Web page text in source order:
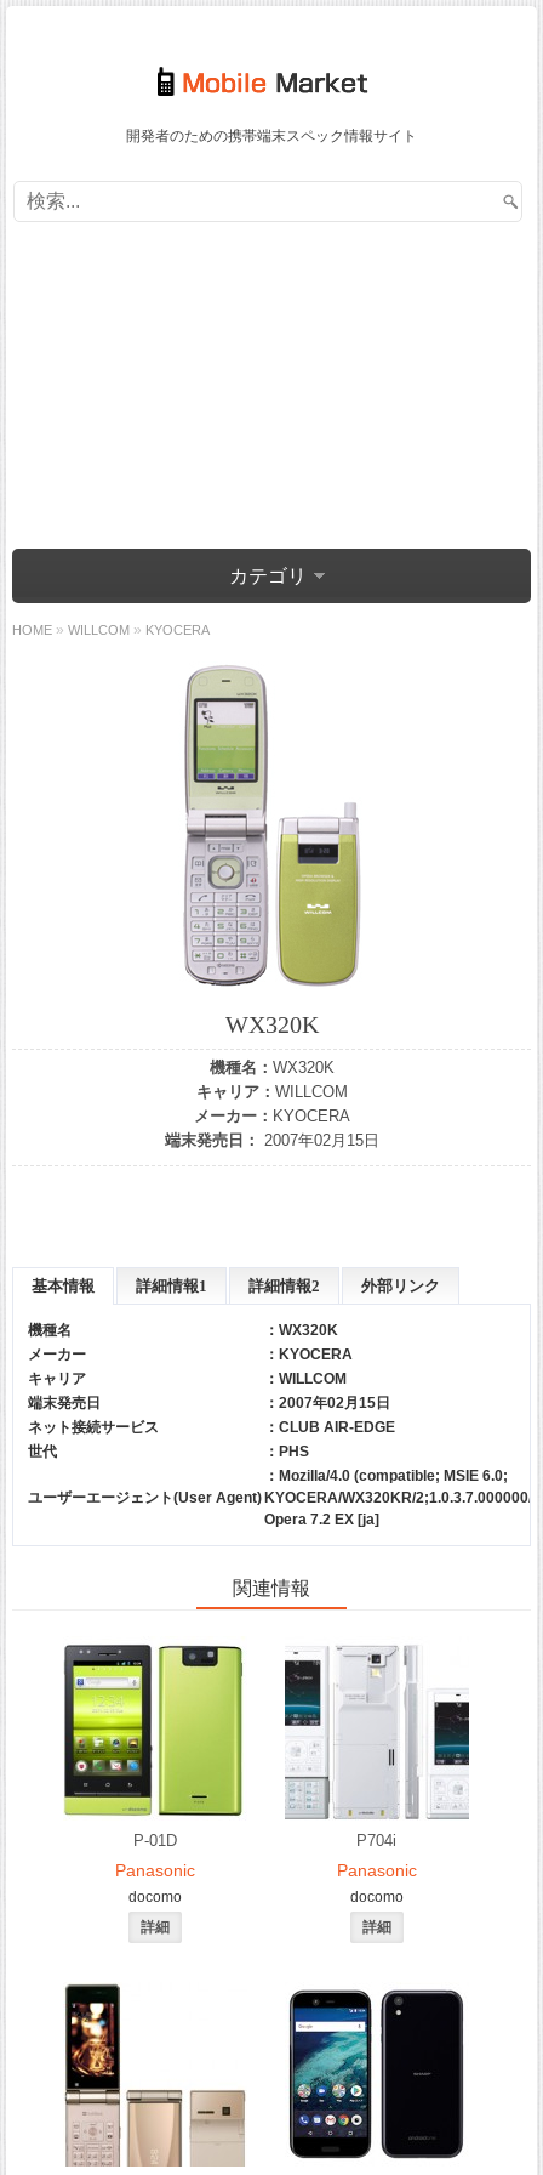
開発者のための携帯端末スペック情報サイト
カテゴリ
HOME » WILLCOM » KYOCERA
WX320K
機種名： WX320K
キャリア： WILLCOM
メーカー： KYOCERA
端末発売日： 2007年02月15日
基本情報 詳細情報1 詳細情報2 外部リンク
機種名
：WX320K
メーカー
： KYOCERA
キャリア
： WILLCOM
端末発売日
：2007年02月15日
ネット接続サービス
：CLUB AIR-EDGE
世代
：PHS
ユーザーエージェント(User Agent)
：Mozilla/4.0 (compatible; MSIE 6.0;
KYOCERA/WX320KR/2;1.0.3.7.000000/
Opera 7.2 EX [ja]
関連情報
P-01D
Panasonic
docomo
P704i
Panasonic
docomo